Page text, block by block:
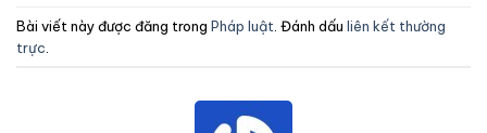
Bài viết này được đăng trong Pháp luật . Đánh dấu liên kết thường
trực